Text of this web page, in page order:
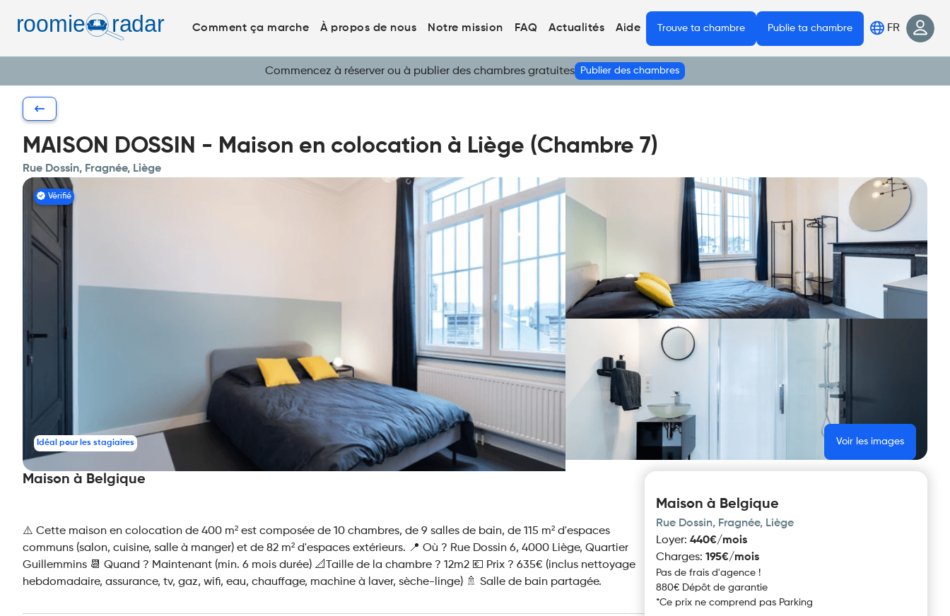
Comment ça marche À propos de nous Notre mission FAQ Actualités Aide Trouve ta chambre Publie ta chambre FR
Commencez à réserver ou à publier des chambres gratuites Publier des chambres
MAISON DOSSIN - Maison en colocation à Liège (Chambre 7)
Rue Dossin, Fragnée, Liège
Vérifié
Idéal pour les stagiaires Voir les images
Maison à Belgique
⚠️ Cette maison en colocation de 400 m² est composée de 10 chambres, de 9 salles de bain, de 115 m² d'espaces
communs (salon, cuisine, salle à manger) et de 82 m² d'espaces extérieurs. 📍 Où ? Rue Dossin 6, 4000 Liège, Quartier
Guillemmins 📆 Quand ? Maintenant (min. 6 mois durée) 📐Taille de la chambre ? 12m2 💶 Prix ? 635€ (inclus nettoyage
hebdomadaire, assurance, tv, gaz, wifi, eau, chauffage, machine à laver, sèche-linge) 🚿 Salle de bain partagée.
Maison à Belgique
Rue Dossin, Fragnée, Liège
Loyer: 440€/mois
Charges: 195€/mois
Pas de frais d'agence !
880€ Dépôt de garantie
*Ce prix ne comprend pas Parking